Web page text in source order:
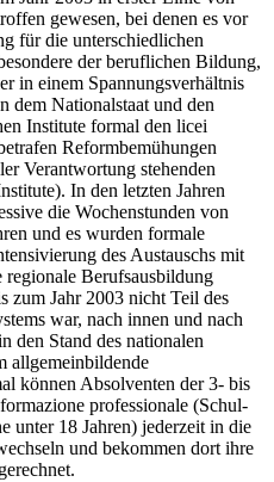
gewesen, bei denen es vor
für die unterschiedlichen
der beruflichen Bildung,
in einem Spannungsverhältnis
dem Nationalstaat und den
Institute formal den licei
Reformbemühungen
Verantwortung stehenden
In den letzten Jahren
die Wochenstunden von
und es wurden formale
des Austauschs mit
Berufsausbildung
zum Jahr 2003 nicht Teil des
war, nach innen und nach
den Stand des nationalen
allgemeinbildende
können Absolventen der 3- bis
professionale (Schul-
unter 18 Jahren) jederzeit in die
und bekommen dort ihre